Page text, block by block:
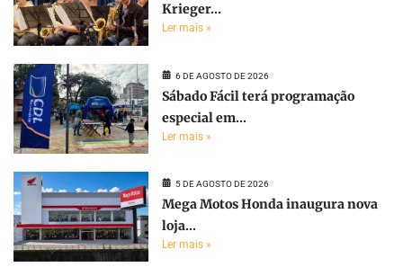
Krieger...
Ler mais »
6 DE AGOSTO DE 2026
Sábado Fácil terá programação
especial em...
Ler mais »
5 DE AGOSTO DE 2026
Mega Motos Honda inaugura nova
loja...
Ler mais »